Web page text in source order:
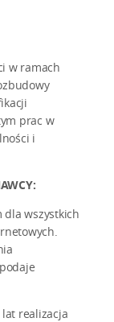
w ramach
prac w
i
dla wszystkich
realizacja